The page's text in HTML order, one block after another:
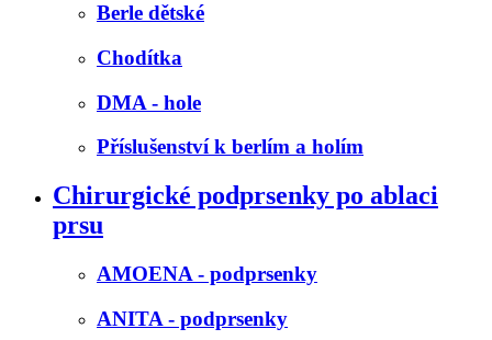
Berle dětské
Chodítka
DMA - hole
Příslušenství k berlím a holím
Chirurgické podprsenky po ablaci
prsu
AMOENA - podprsenky
ANITA - podprsenky